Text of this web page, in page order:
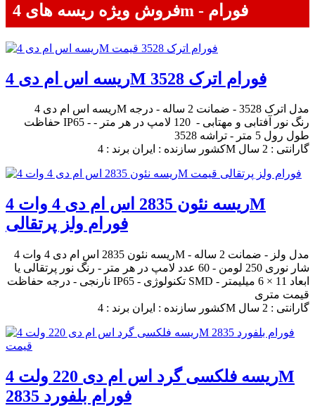
فروش ویژه ریسه های 4m - فورام
ریسه اس ام دی 4M فورام اترک 3528
ریسه اس ام دی 4M مدل اترک 3528 - ضمانت 2 ساله - درجه
حفاظت IP65 - رنگ نور آفتابی و مهتابی - 120 لامپ در هر متر -
طول رول 5 متر - تراشه 3528
کشور سازنده : ایران برند : 4M گارانتی : 2 سال
ریسه نئون 2835 اس ام دی 4 وات 4M
فورام ولز پرتقالی
ریسه نئون 2835 اس ام دی 4 وات 4M مدل ولز - ضمانت 2 ساله -
شار نوری 250 لومن - 60 عدد لامپ در هر متر - رنگ نور پرتقالی یا
نارنجی - درجه حفاظت IP65 - تکنولوژی SMD - ابعاد 11 × 6 میلیمتر
قیمت متری
کشور سازنده : ایران برند : 4M گارانتی : 2 سال
ریسه فلکسی گرد اس ام دی 220 ولت 4M
فورام بلفورد 2835